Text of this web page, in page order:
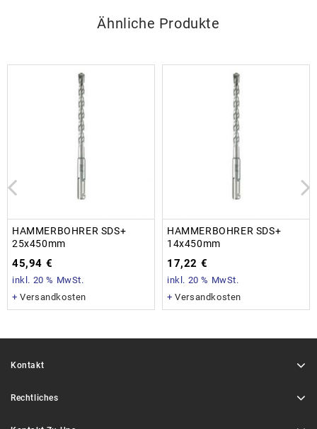
Ähnliche Produkte
HAMMERBOHRER SDS+
25x450mm
45,94 €
inkl. 20 % MwSt.
+Versandkosten
HAMMERBOHRER SDS+
14x450mm
17,22 €
inkl. 20 % MwSt.
+Versandkosten
Kontakt
Rechtliches